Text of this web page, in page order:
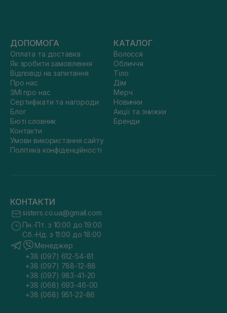
ДОПОМОГА
Оплата та доставка
Як зробити замовлення
Відповіді на запитання
Про нас
ЗМІ про нас
Сертифікати та нагороди
Блог
Бюті словник
Контакти
Умови використання сайту
Політика конфіденційності
КАТАЛОГ
Волосся
Обличчя
Тіло
Дім
Мерч
Новинки
Акції та знижки
Бренди
КОНТАКТИ
sisters.co.ua@gmail.com
Пн.-Пт. з 10:00 до 19:00
Сб.-Нд. з 11:00 до 18:00
Менеджер
+38 (097) 612-54-81
+38 (097) 788-12-88
+38 (097) 983-41-20
+38 (068) 693-46-00
+38 (068) 951-22-86